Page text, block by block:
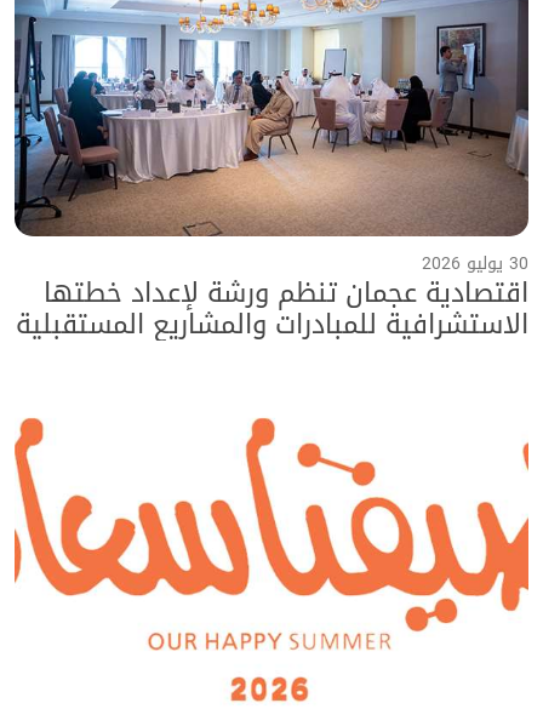
30 يوليو 2026
اقتصادية عجمان تنظم ورشة لإعداد خطتها
الاستشرافية للمبادرات والمشاريع المستقبلية
حتى عام 2040